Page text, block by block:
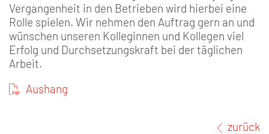
Vergangenheit in den Betrieben wird hierbei eine
Rolle spielen. Wir nehmen den Auftrag gern an und
wünschen unseren Kolleginnen und Kollegen viel
Erfolg und Durchsetzungskraft bei der täglichen
Arbeit.
Aushang
zurück